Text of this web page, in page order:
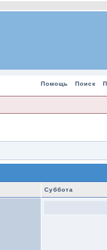
Помощь Поиск
Суббота